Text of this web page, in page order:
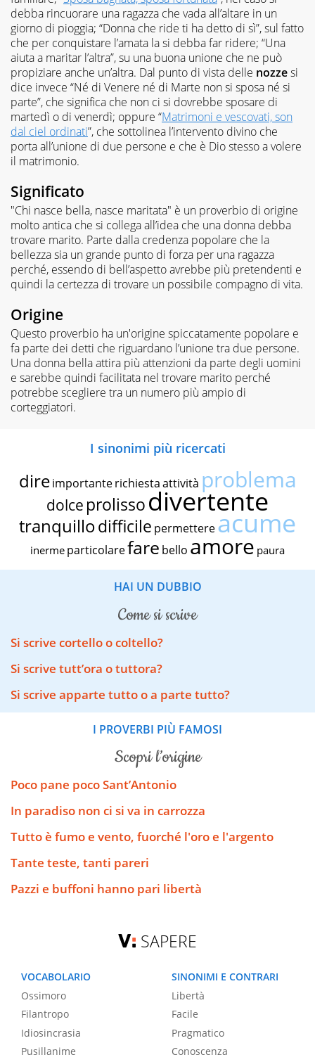
debba rincuorare una ragazza che vada all’altare in un
giorno di pioggia; “Donna che ride ti ha detto di sì”, sul fatto
che per conquistare l’amata la si debba far ridere; “Una
aiuta a maritar l’altra”, su una buona unione che ne può
propiziare anche un’altra. Dal punto di vista delle nozzesi
dice invece “Né di Venere né di Marte non si sposa né si
parte”, che significa che non ci si dovrebbe sposare di
martedì o di venerdì; oppure “Matrimoni e vescovati, son
dal ciel ordinati”, che sottolinea l’intervento divino che
porta all’unione di due persone e che è Dio stesso a volere
il matrimonio.
Significato
"Chi nasce bella, nasce maritata" è un proverbio di origine
molto antica che si collega all’idea che una donna debba
trovare marito. Parte dalla credenza popolare che la
bellezza sia un grande punto di forza per una ragazza
perché, essendo di bell’aspetto avrebbe più pretendenti e
quindi la certezza di trovare un possibile compagno di vita.
Origine
Questo proverbio ha un'origine spiccatamente popolare e
fa parte dei detti che riguardano l’unione tra due persone.
Una donna bella attira più attenzioni da parte degli uomini
e sarebbe quindi facilitata nel trovare marito perché
potrebbe scegliere tra un numero più ampio di
corteggiatori.
I sinonimi più ricercati
dire importante richiestaattività problema
dolce prolissodivertente
tranquillodifficile permettereacume
inerme particolarefare bello amore paura
HAI UN DUBBIO
come si scrive
Si scrive cortello o coltello?
Si scrive tutt’ora o tuttora?
Si scrive apparte tutto o a parte tutto?
I PROVERBI PIÙ FAMOSI
scopri l’origine
Poco pane poco Sant’Antonio
In paradiso non ci si va in carrozza
Tutto è fumo e vento, fuorché l'oro e l'argento
Tante teste, tanti pareri
Pazzi e buffoni hanno pari libertà
SAPERE
VOCABOLARIO
Ossimoro
Filantropo
Idiosincrasia
Pusillanime
SINONIMI E CONTRARI
Libertà
Facile
Pragmatico
Conoscenza